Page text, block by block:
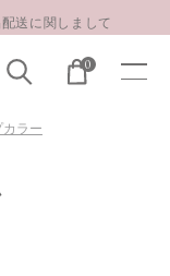
送に関しまして
プレゼント
送に関しまして
レゼント
0
ラー